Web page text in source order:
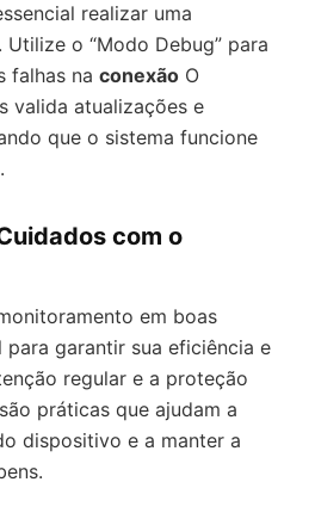
realizar uma
Utilize o “Modo Debug” para
falhas na conexão O
valida atualizações e
que o sistema funcione
com o
em boas
para garantir sua eficiência e
regular e a proteção
práticas que ajudam a
dispositivo e a manter a